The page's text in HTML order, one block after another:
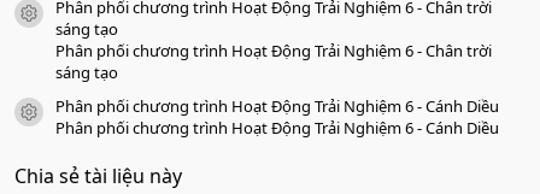
icon tài liệu
Phân phối chương trình Hoạt Động Trải Nghiệm 6 - Chân trời
sáng tạo
Phân phối chương trình Hoạt Động Trải Nghiệm 6 - Chân trời
sáng tạo
icon tài liệu
Phân phối chương trình Hoạt Động Trải Nghiệm 6 - Cánh Diều
Phân phối chương trình Hoạt Động Trải Nghiệm 6 - Cánh Diều
Chia sẻ tài liệu này